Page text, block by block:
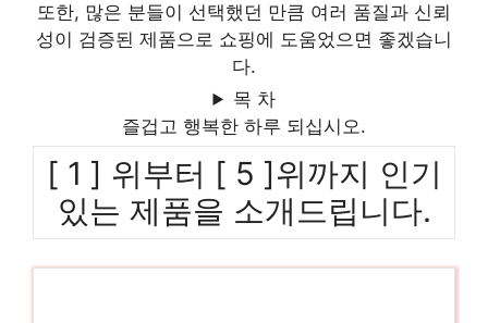
또한, 많은 분들이 선택했던 만큼 여러 품질과 신뢰
성이 검증된 제품으로 쇼핑에 도움었으면 좋겠습니
다.
목 차
즐겁고 행복한 하루 되십시오.
[ 1 ] 위부터 [ 5 ]위까지 인기
있는 제품을 소개드립니다.